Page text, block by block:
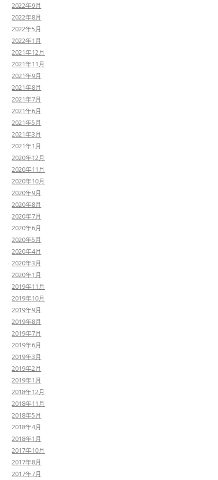
2022年9月
2022年8月
2022年5月
2022年1月
2021年12月
2021年11月
2021年9月
2021年8月
2021年7月
2021年6月
2021年5月
2021年3月
2021年1月
2020年12月
2020年11月
2020年10月
2020年9月
2020年8月
2020年7月
2020年6月
2020年5月
2020年4月
2020年3月
2020年1月
2019年11月
2019年10月
2019年9月
2019年8月
2019年7月
2019年6月
2019年3月
2019年2月
2019年1月
2018年12月
2018年11月
2018年5月
2018年4月
2018年1月
2017年10月
2017年8月
2017年7月